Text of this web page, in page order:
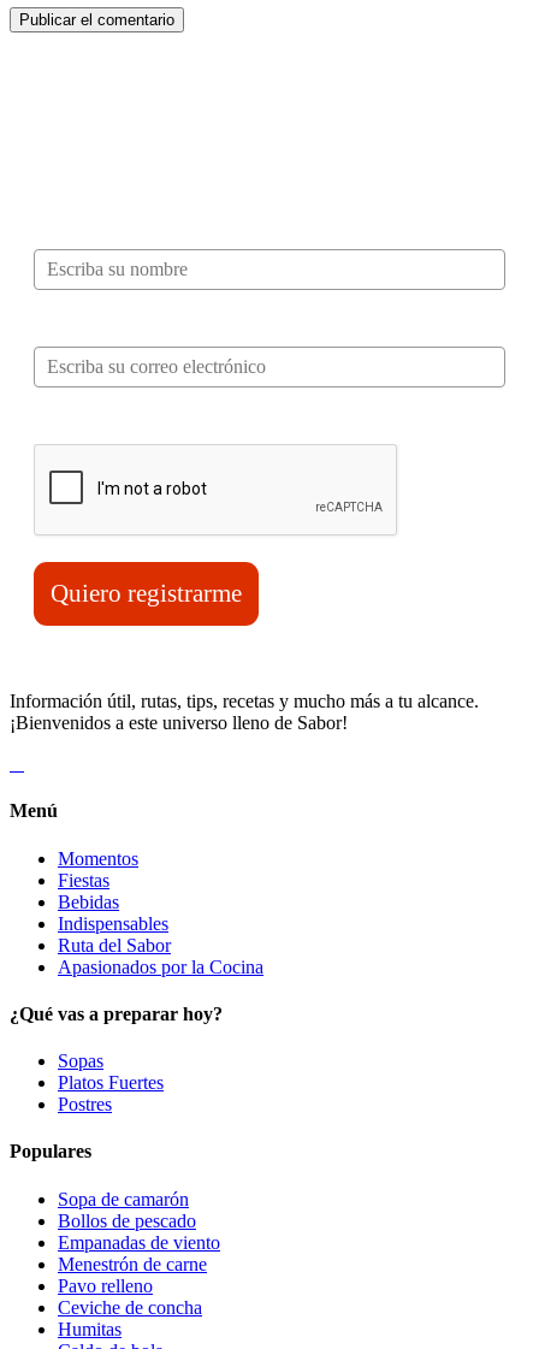
Quiero registrarme
Información útil, rutas, tips, recetas y mucho más a tu alcance.
¡Bienvenidos a este universo lleno de Sabor!
Menú
Momentos
Fiestas
Bebidas
Indispensables
Ruta del Sabor
Apasionados por la Cocina
¿Qué vas a preparar hoy?
Sopas
Platos Fuertes
Postres
Populares
Sopa de camarón
Bollos de pescado
Empanadas de viento
Menestrón de carne
Pavo relleno
Ceviche de concha
Humitas